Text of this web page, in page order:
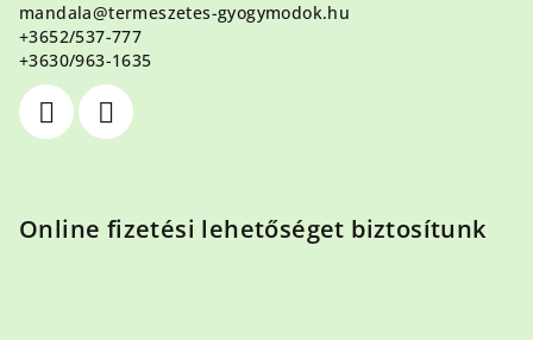
mandala@termeszetes-gyogymodok.hu
+3652/537-777
+3630/963-1635
Online fizetési lehetőséget biztosítunk